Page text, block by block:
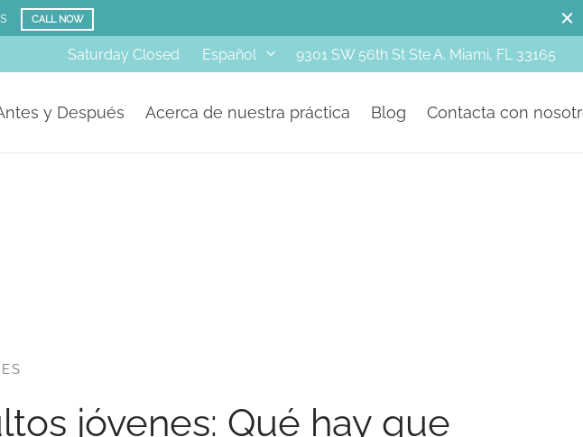
SMILE GALLERY
Saturday Closed Español 9301 SW 56th St Ste A. Miami, FL 33165
y Después Acerca de nuestra práctica Blog Contacta con
jóvenes: Qué hay que